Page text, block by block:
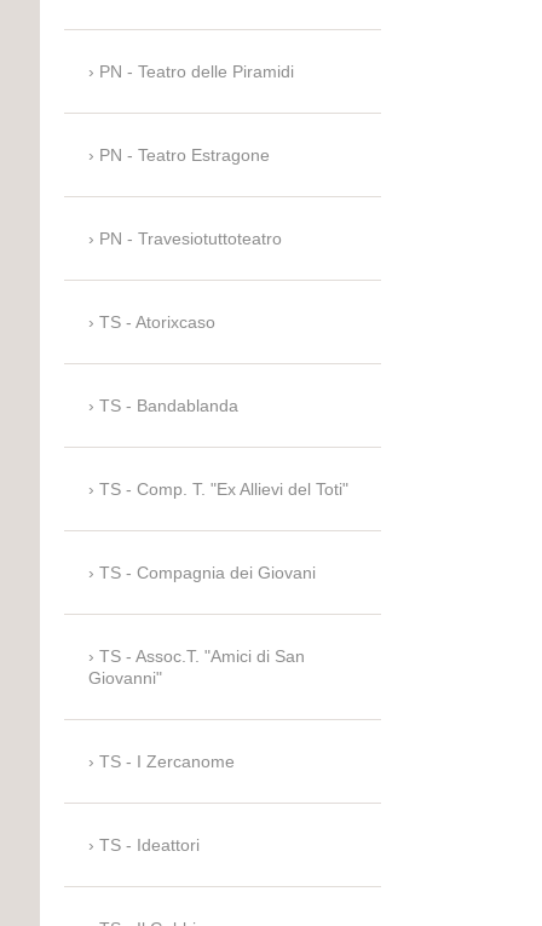
PN - Teatro delle Piramidi
PN - Teatro Estragone
PN - Travesiotuttoteatro
TS - Atorixcaso
TS - Bandablanda
TS - Comp. T. "Ex Allievi del Toti"
TS - Compagnia dei Giovani
TS - Assoc.T. "Amici di San
Giovanni"
TS - I Zercanome
TS - Ideattori